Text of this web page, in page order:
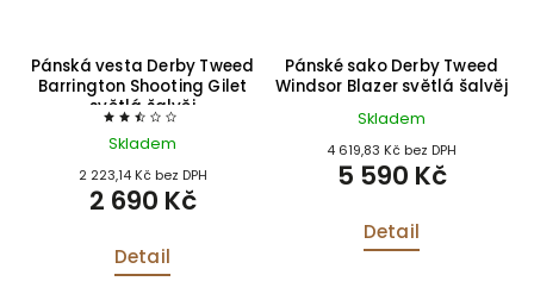
Pánská vesta Derby Tweed
Barrington Shooting Gilet
světlá šalvěj
Skladem
2 223,14 Kč bez DPH
2 690 Kč
Detail
Pánské sako Derby Tweed
Windsor Blazer světlá šalvěj
Skladem
4 619,83 Kč bez DPH
5 590 Kč
Detail